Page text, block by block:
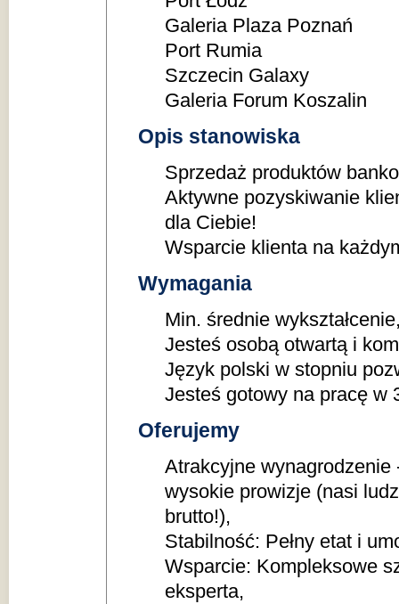
Galeria Plaza Poznań
Port Rumia
Szczecin Galaxy
Galeria Forum Koszalin
Opis stanowiska
Sprzedaż produktów
Aktywne pozyskiwanie
dla Ciebie!
Wsparcie klienta na
Wymagania
Min. średnie
Jesteś osobą otwartą i
Język polski w stopniu
Jesteś gotowy na pracę w
Oferujemy
Atrakcyjne wynagrodzenie
wysokie prowizje (nasi
brutto!),
Stabilność: Pełny etat i
Wsparcie: Kompleksowe
eksperta,